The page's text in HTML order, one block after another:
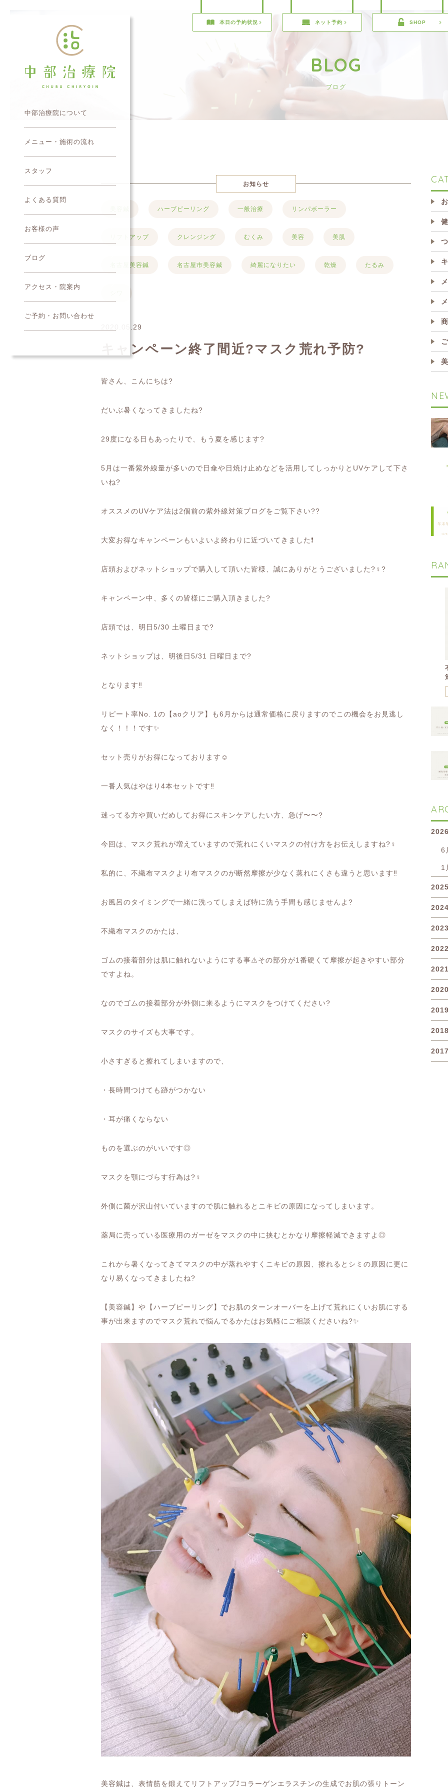
本日の予約状況 ネット予約 SHOP
BLOG
ブログ
中部治療院について
メニュー・施術の流れ
スタッフ
よくある質問
お客様の声
ブログ
アクセス・院案内
ご予約・お問い合わせ
お知らせ
ハーブピーリング 一般治療 リンパボーラー
リフトアップ クレンジング むくみ 美容 美肌
名古屋美容鍼 名古屋市美容鍼 綺麗になりたい 乾燥 たるみ
2020.05.29
キャンペーン終了間近?マスク荒れ予防?
皆さん、こんにちは?
だいぶ暑くなってきましたね?
29 度になる日もあったりで、もう夏を感じます?
5 月は一番紫外線量が多いので日傘や日焼け止めなどを活用してしっかりと UVケアして下さ
いね?
オススメのUVケア法は2個前の紫外線対策ブログをご覧下さい??
大変お得なキャンペーンもいよいよ終わりに近づいてきました ❗️
店頭およびネットショップで購入して頂いた皆様、誠にありがとうございました?‍♀️?
キャンペーン中、多くの皆様にご購入頂きました?
店頭では、明日 5/30 土曜日まで?
ネットショップは、明後日 5/31 日曜日まで?
となります‼️
リピート率No. 1 の【aoクリア】も6 月からは通常価格に戻りますのでこの機会をお見逃し
なく！！！です✨
セット売りがお得になっております ☺️
一番人気はやはり 4本セットです‼️
迷ってる方や買いだめしてお得にスキンケアしたい方、急げ〜〜?
今回は、マスク荒れが増えていますので荒れにくいマスクの付け方をお伝えしますね?‍♀️
私的に、不織布マスクより布マスクのが断然摩擦が少なく蒸れにくさも違うと思います‼️
お風呂のタイミングで一緒に洗ってしまえば特に洗う手間も感じませんよ ?
不織布マスクのかたは、
ゴムの接着部分は肌に触れないようにする事⚠️その部分が1 番硬くて摩擦が起きやすい部分
ですよね。
なのでゴムの接着部分が外側に来るようにマスクをつけてください?
マスクのサイズも大事です。
小さすぎると擦れてしまいますので、
・長時間つけても跡がつかない
・耳が痛くならない
ものを選ぶのがいいです◎
マスクを顎にづらす行為は?‍♀️
外側に菌が沢山付いていますので肌に触れるとニキビの原因になってしまいます。
薬局に売っている医療用のガーゼをマスクの中に挟むとかなり摩擦軽減できますよ◎
これから暑くなってきてマスクの中が蒸れやすくニキビの原因、擦れるとシミの原因に更に
なり易くなってきましたね?
【美容鍼】や【ハーブピーリング】でお肌のターンオーバーを上げて荒れにくいお肌にする
事が出来ますのでマスク荒れで悩んでるかたはお気軽にご相談くださいね?✨
美容鍼は、表情筋を鍛えてリフトアップ⤴︎コラーゲンエラスチンの生成でお肌の張りトーン
2026
6
1
2025
2024
2023
2022
2021
2020
2019
2018
2017